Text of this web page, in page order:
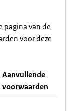
pagina van de
voor deze
Aanvullende
voorwaarden